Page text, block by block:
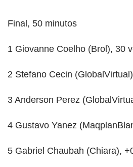
Final, 50 minutos
1 Giovanne Coelho (Brol), 30
2 Stefano Cecin
3 Anderson Perez
4 Gustavo Yanez
5 Gabriel Chaubah (Chiara),